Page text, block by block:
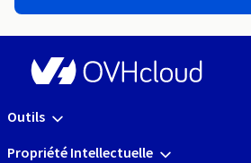
Outils
Propriété Intellectuelle